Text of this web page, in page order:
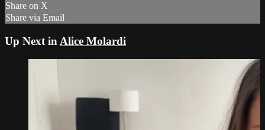
Share on X
Share via Email
Up Next in Alice Molardi